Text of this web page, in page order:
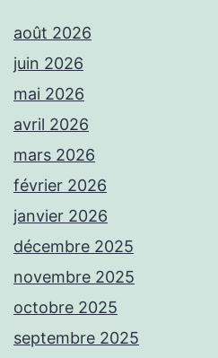
août 2026
juin 2026
mai 2026
avril 2026
mars 2026
février 2026
janvier 2026
décembre 2025
novembre 2025
octobre 2025
septembre 2025